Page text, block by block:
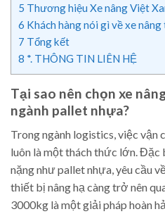
5 Thương hiệu Xe nâng Việt
6 Khách hàng nói gì về xe
7 Tổng kết
8 *. THÔNG TIN LIÊN HỆ
Tại sao nên chọn xe
ngành pallet nhựa?
Trong ngành logistics, việc vận
luôn là một thách thức lớn. Đặc
nặng như pallet nhựa, yêu cầu
thiết bị nâng hạ càng trở nên
3000kg là một giải pháp hoàn